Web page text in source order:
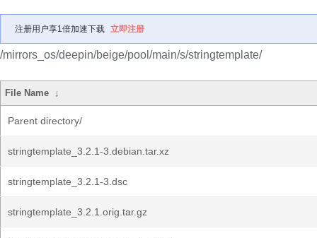
注册用户享1倍加速下载 立即注册
/mirrors_os/deepin/beige/pool/main/s/stringtemplate/
File Name ↓
Parent directory/
stringtemplate_3.2.1-3.debian.tar.xz
stringtemplate_3.2.1-3.dsc
stringtemplate_3.2.1.orig.tar.gz